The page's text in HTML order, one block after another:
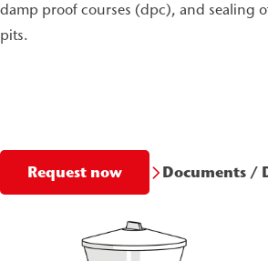
damp proof courses (dpc), and sealing
pits.
Request now Documents /